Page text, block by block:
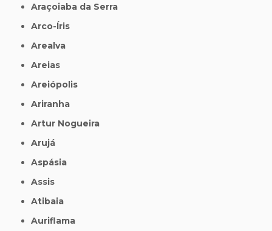
Araçoiaba da Serra
Arco-Íris
Arealva
Areias
Areiópolis
Ariranha
Artur Nogueira
Arujá
Aspásia
Assis
Atibaia
Auriflama